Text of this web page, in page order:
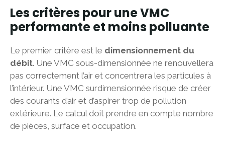
Les critères pour une VMC
performante et moins polluante
Le premier critère est le dimensionnement du
débit. Une VMC sous-dimensionnée ne renouvellera
pas correctement l’air et concentrera les particules à
l’intérieur. Une VMC surdimensionnée risque de créer
des courants d’air et d’aspirer trop de pollution
extérieure. Le calcul doit prendre en compte nombre
de pièces, surface et occupation.